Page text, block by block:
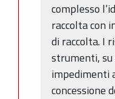
complesso
raccolta con
di raccolta. I
strumenti,
impedimenti
concessione